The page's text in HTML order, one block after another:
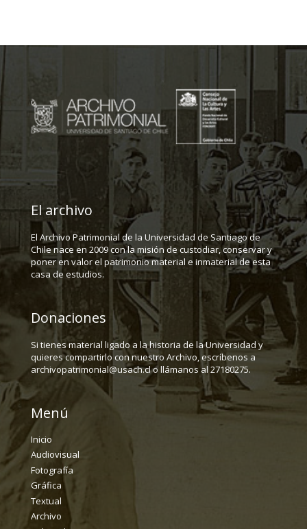
El archivo
El Archivo Patrimonial de la Universidad de Santiago de
Chile nace en 2009 con la misión de custodiar, conservar y
poner en valor el patrimonio material e inmaterial de esta
casa de estudios.
Donaciones
Si tienes material ligado a la historia de la Universidad y
quieres compartirlo con nuestro Archivo, escríbenos a
archivopatrimonial@usach.cl o llámanos al 27180275.
Menú
Inicio
Audiovisual
Fotografía
Gráfica
Textual
Archivo